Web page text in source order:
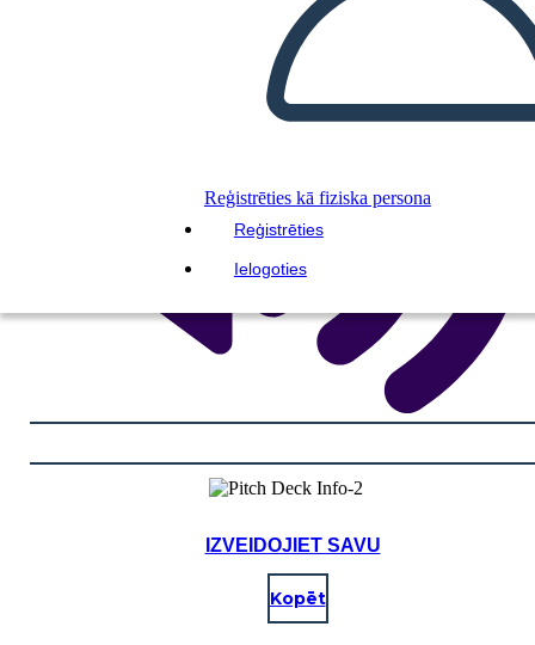
Reģistrēties kā fiziska persona
Reģistrēties
Ielogoties
IZVEIDOJIET SAVU
Kopēt